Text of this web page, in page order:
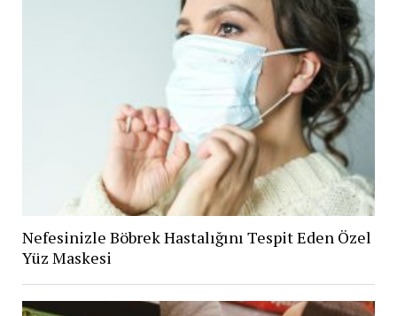
Nefesinizle Böbrek Hastalığını Tespit Eden Özel
Yüz Maskesi